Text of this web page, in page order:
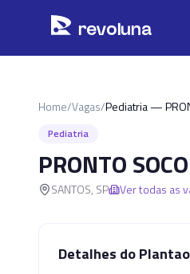
revoluna
Home/Vagas/Pediatria —
Pediatria
PRONTO
SANTOS, SP Ver todas as
Detalhes do Plantao